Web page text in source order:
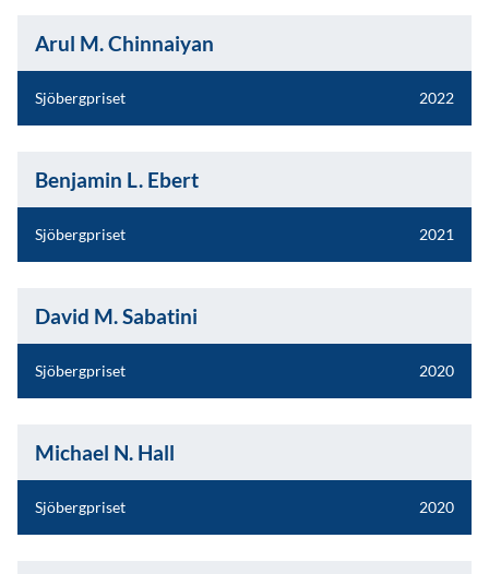
Arul M. Chinnaiyan
Sjöbergpriset 2022
Benjamin L. Ebert
Sjöbergpriset 2021
David M. Sabatini
Sjöbergpriset 2020
Michael N. Hall
Sjöbergpriset 2020